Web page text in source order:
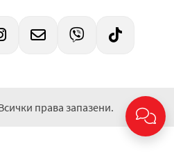
права запазени.